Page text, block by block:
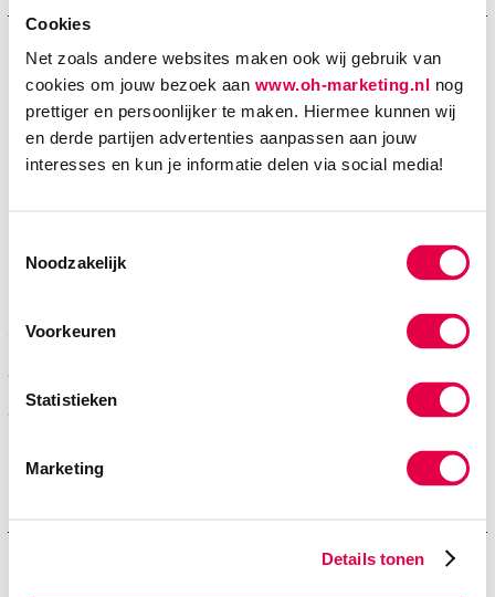
Cookies
Net zoals andere websites maken ook wij gebruik van
cookies om jouw bezoek aan www.oh-marketing.nl nog
prettiger en persoonlijker te maken. Hiermee kunnen wij
en derde partijen advertenties aanpassen aan jouw
interesses en kun je informatie delen via social media!
Noodzakelijk
Voorkeuren
Statistieken
Marketing
Details tonen
4
Duurzaam drukwerk
Ons drukwerk wordt zoveel mogelijk op FSC
gecertificeerd papier gedrukt. En niet alleen voor
ons! Dit bieden we namelijk ook aan onze klanten